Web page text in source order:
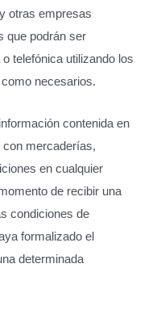
otras empresas
que podrán ser
telefónica utilizando los
necesarios.
contenida en
mercaderías,
en cualquier
de recibir una
condiciones de
formalizado el
determinada